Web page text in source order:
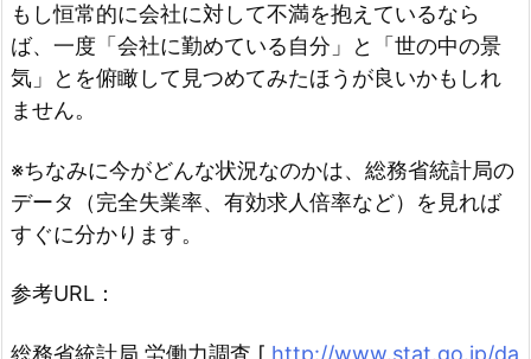
もし恒常的に会社に対して不満を抱えているなら
ば、一度「会社に勤めている自分」と「世の中の景
気」とを俯瞰して見つめてみたほうが良いかもしれ
ません。
※ちなみに今がどんな状況なのかは、総務省統計局の
データ（完全失業率、有効求人倍率など）を見れば
すぐに分かります。
参考URL：
総務省統計局 労働力調査 [ http://www.stat.go.jp/da